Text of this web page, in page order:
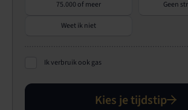
75.000 of meer Geen
Weet ik niet
Ik verbruik ook gas
Kies je tijdstip